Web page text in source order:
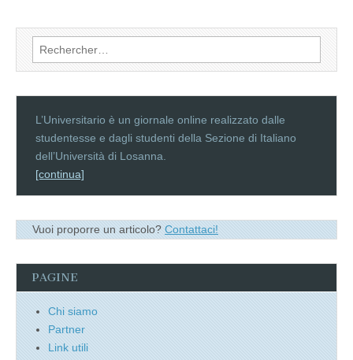
Rechercher :
L’Universitario è un giornale online realizzato dalle
studentesse e dagli studenti della Sezione di Italiano
dell’Università di Losanna.
[continua]
Vuoi proporre un articolo? Contattaci!
PAGINE
Chi siamo
Partner
Link utili